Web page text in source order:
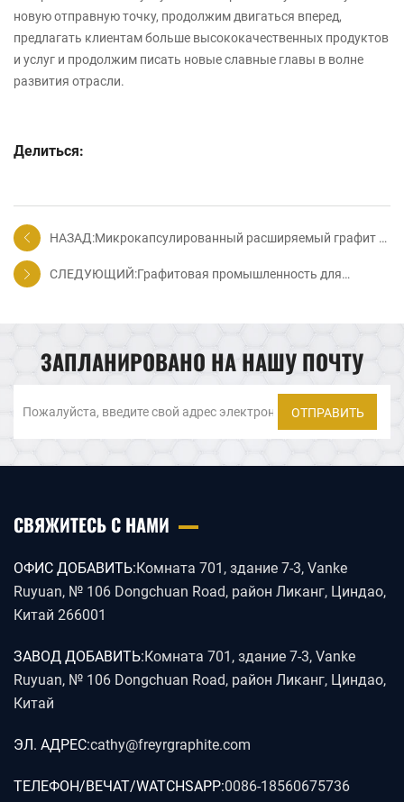
новую отправную точку, продолжим двигаться вперед,
предлагать клиентам больше высококачественных продуктов
и услуг и продолжим писать новые славные главы в волне
развития отрасли.
Делиться:
НАЗАД:Микрокапсулированный расширяемый графит с
высокой теплопроводностью для улучшения
СЛЕДУЮЩИЙ:Графитовая промышленность для
ЗАПЛАНИРОВАНО НА НАШУ ПОЧТУ
ОТПРАВИТЬ
СВЯЖИТЕСЬ С НАМИ
ОФИС ДОБАВИТЬ:Комната 701, здание 7-3, Vanke
Ruyuan, № 106 Dongchuan Road, район Ликанг, Циндао,
Китай 266001
ЗАВОД ДОБАВИТЬ:Комната 701, здание 7-3, Vanke
Ruyuan, № 106 Dongchuan Road, район Ликанг, Циндао,
Китай
ЭЛ. АДРЕС:cathy@freyrgraphite.com
ТЕЛЕФОН/ВЕЧАТ/WATCHSAPP:0086-18560675736